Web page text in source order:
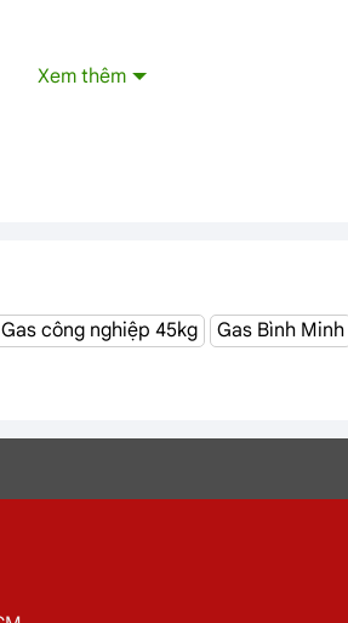
Xem thêm
Gas công nghiệp 45kg Gas Bình Minh